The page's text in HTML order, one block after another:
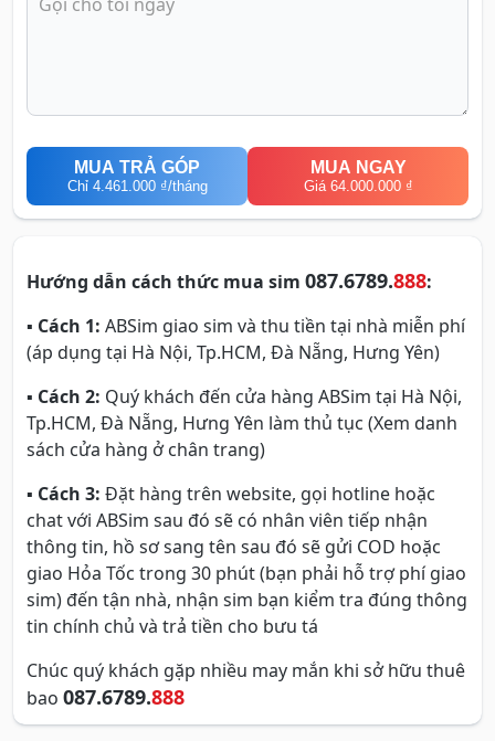
MUA TRẢ GÓP
Chỉ 4.461.000 ₫/tháng
MUA NGAY
Giá 64.000.000 ₫
Hướng dẫn cách thức mua sim 087.6789.888:
▪ Cách 1: ABSim giao sim và thu tiền tại nhà miễn phí
(áp dụng tại Hà Nội, Tp.HCM, Đà Nẵng, Hưng Yên)
▪ Cách 2: Quý khách đến cửa hàng ABSim tại Hà Nội,
Tp.HCM, Đà Nẵng, Hưng Yên làm thủ tục (Xem danh
sách cửa hàng ở chân trang)
▪ Cách 3: Đặt hàng trên website, gọi hotline hoặc
chat với ABSim sau đó sẽ có nhân viên tiếp nhận
thông tin, hồ sơ sang tên sau đó sẽ gửi COD hoặc
giao Hỏa Tốc trong 30 phút (bạn phải hỗ trợ phí giao
sim) đến tận nhà, nhận sim bạn kiểm tra đúng thông
tin chính chủ và trả tiền cho bưu tá
Chúc quý khách gặp nhiều may mắn khi sở hữu thuê
bao 087.6789.888